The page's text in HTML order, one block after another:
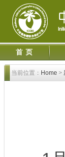
首 页
当前位置： Home >